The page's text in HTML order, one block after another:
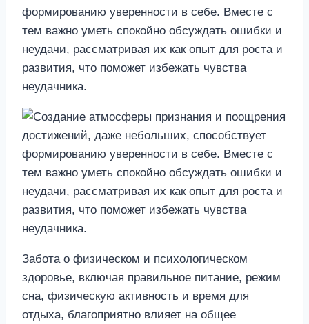
формированию уверенности в себе. Вместе с
тем важно уметь спокойно обсуждать ошибки и
неудачи, рассматривая их как опыт для роста и
развития, что поможет избежать чувства
неудачника.
Забота о физическом и психологическом
здоровье, включая правильное питание, режим
сна, физическую активность и время для
отдыха, благоприятно влияет на общее